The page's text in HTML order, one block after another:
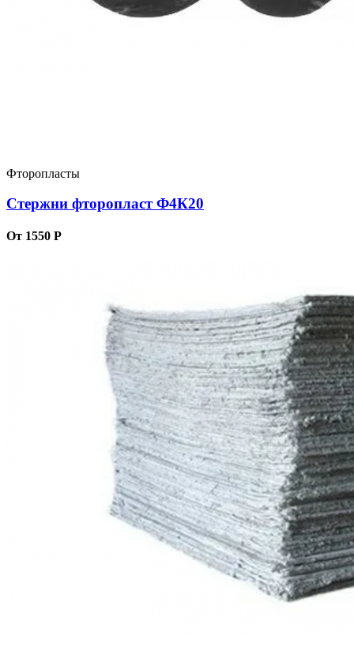
Фторопласты
Стержни фторопласт Ф4К20
От 1550 Р